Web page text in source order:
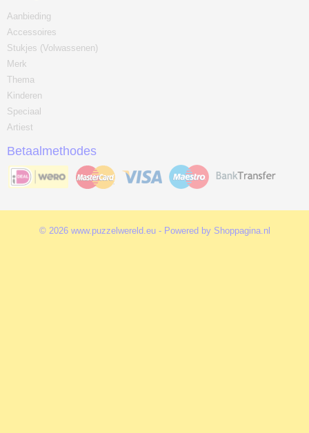
Aanbieding
Accessoires
Stukjes (Volwassenen)
Merk
Thema
Kinderen
Speciaal
Artiest
Betaalmethodes
© 2026 www.puzzelwereld.eu - Powered by Shoppagina.nl